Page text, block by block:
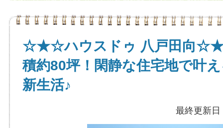
☆★☆ハウスドゥ 八戸田向
積約80坪！閑静な住宅地で叶
新生活♪
最終更新